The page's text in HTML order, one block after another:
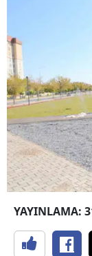
YAYINLAMA: